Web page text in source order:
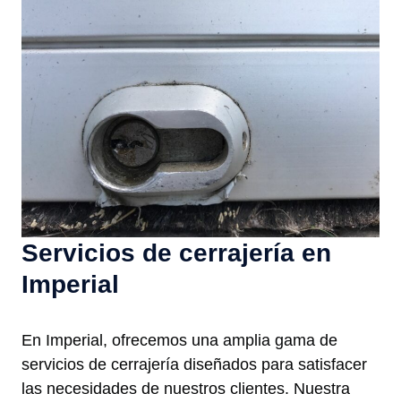
Servicios de cerrajería en
Imperial
En Imperial, ofrecemos una amplia gama de
servicios de cerrajería diseñados para satisfacer
las necesidades de nuestros clientes. Nuestra